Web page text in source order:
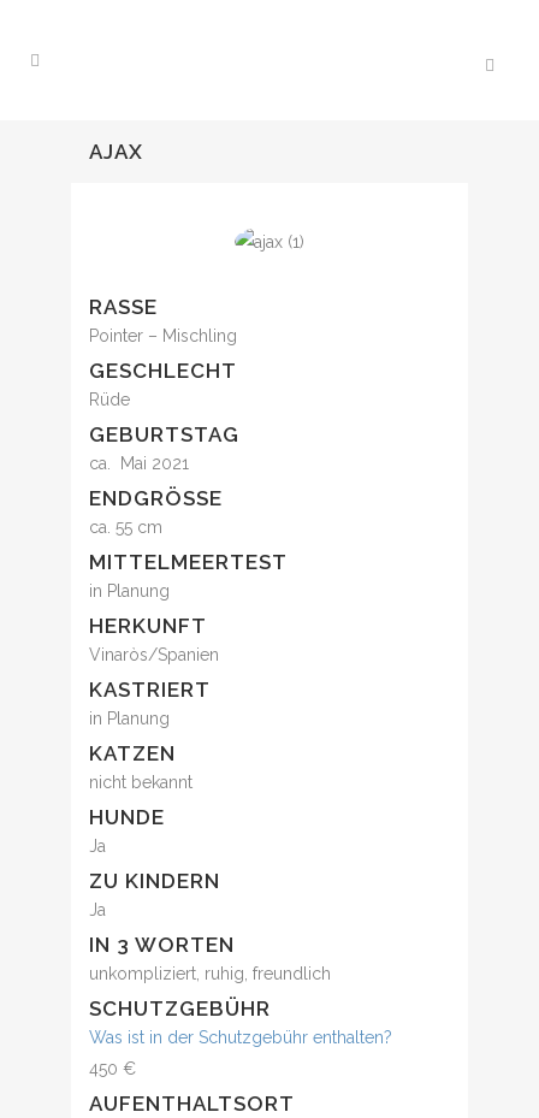
AJAX
RASSE
Pointer – Mischling
GESCHLECHT
Rüde
GEBURTSTAG
ca. Mai 2021
ENDGRÖSSE
ca. 55 cm
MITTELMEERTEST
in Planung
HERKUNFT
Vinaròs/Spanien
KASTRIERT
in Planung
KATZEN
nicht bekannt
HUNDE
Ja
ZU KINDERN
Ja
IN 3 WORTEN
unkompliziert, ruhig, freundlich
SCHUTZGEBÜHR
Was ist in der Schutzgebühr enthalten?
450 €
AUFENTHALTSORT